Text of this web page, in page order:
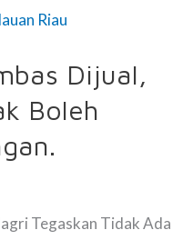
Dijual,
Boleh
Tegaskan Tidak Ada